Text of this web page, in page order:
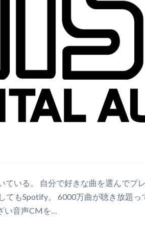
ている。 自分で好きな曲を選んでプ
てもSpotify。 6000万曲が聴き放題っ
い音声CMを…